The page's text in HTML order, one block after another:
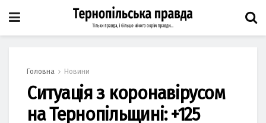
Головна Новини
Ситуація з коронавірусом
на Тернопільщині: +125